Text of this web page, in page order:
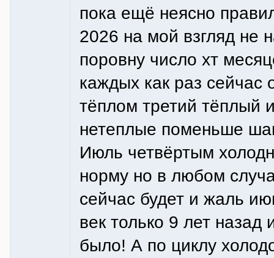
пока ещё неясно
2026 на мой взгляд не
поровну число хт
каждых как раз сейчас
тёплом третий тёплый
нетеплые поменьше
Июль четвёртым
норму но в любом
сейчас будет и жаль
век только 9 лет назад
было! А по циклу